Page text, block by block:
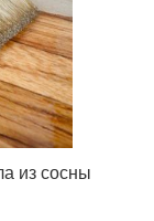
из сосны